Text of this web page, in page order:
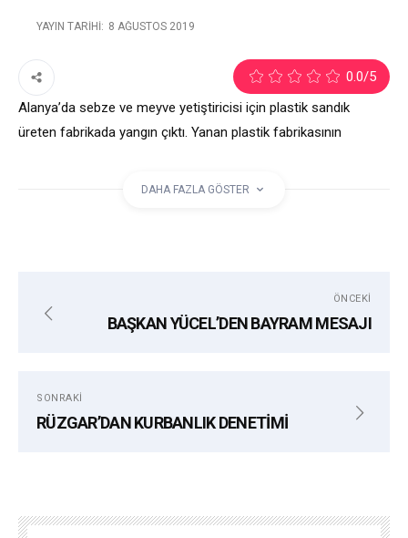
YAYIN TARIHI: 8 AĞUSTOS 2019
0.0/5
Alanya’da sebze ve meyve yetiştiricisi için plastik sandık
üreten fabrikada yangın çıktı. Yanan plastik fabrikasının
ise paniğe yol açtı. Yangın, itfaiye tarafından faciaya neden
DAHA FAZLA GÖSTER
ÖNCEKI
BAŞKAN YÜCEL’DEN BAYRAM MESAJI
SONRAKI
RÜZGAR’DAN KURBANLIK DENETİMİ